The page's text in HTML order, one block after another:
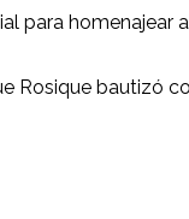
para
Rosique bautizó